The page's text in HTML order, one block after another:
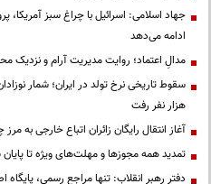
جهاد اسلامی: اسرائیل با چراغ سبز
ادامه می‌دهد
مدالِ اعتماد؛ روایت مدیریت آرام و نزدیک
هزار نفر رفت
آغاز انتقال رایگان زائران اتباع خارجی به مرز
تمدید همه مجوزها و مهلت‌های ویژه تا
دفتر رهبر انقلاب: تنها مراجع رسمی،